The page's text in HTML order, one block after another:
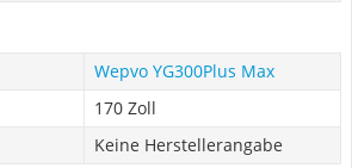
Wepvo YG300Plus Max
170 Zoll
Keine Herstellerangabe